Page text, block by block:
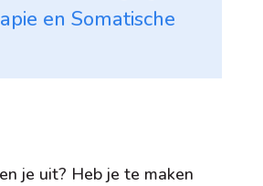
en Somatische
je uit? Heb je te maken